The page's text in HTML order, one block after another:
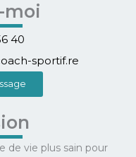
moi
40
sportif.re
de vie plus sain pour